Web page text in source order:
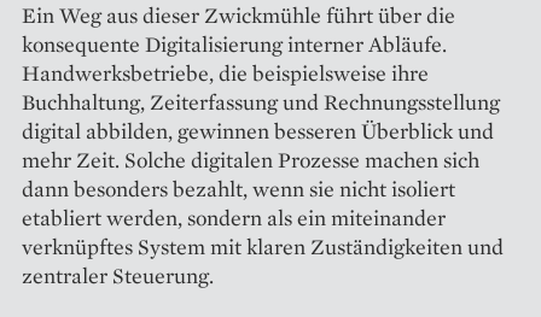
Ein Weg aus dieser Zwickmühle führt über die
konsequente Digitalisierung interner Abläufe.
Handwerksbetriebe, die beispielsweise ihre
Buchhaltung, Zeiterfassung und Rechnungsstellung
digital abbilden, gewinnen besseren Überblick und
mehr Zeit. Solche digitalen Prozesse machen sich
dann besonders bezahlt, wenn sie nicht isoliert
etabliert werden, sondern als ein miteinander
verknüpftes System mit klaren Zuständigkeiten und
zentraler Steuerung.